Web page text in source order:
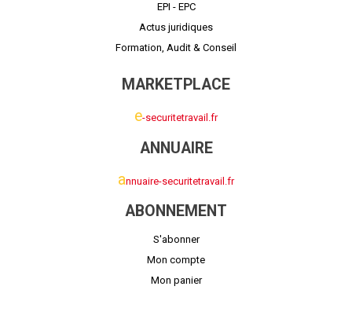
EPI - EPC
Actus juridiques
Formation, Audit & Conseil
MARKETPLACE
e-securitetravail.fr
ANNUAIRE
annuaire-securitetravail.fr
ABONNEMENT
S'abonner
Mon compte
Mon panier